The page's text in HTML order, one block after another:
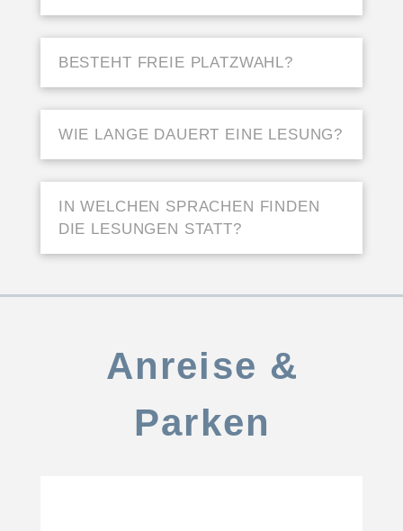
BESTEHT FREIE PLATZWAHL?
WIE LANGE DAUERT EINE LESUNG?
IN WELCHEN SPRACHEN FINDEN
DIE LESUNGEN STATT?
Anreise &
Parken